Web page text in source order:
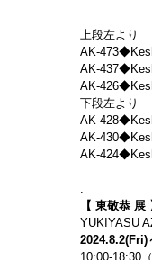
上段左より
AK-
AK-
AK-
下段左より
AK-
AK-
AK-
.
.
【 東敬恭 展
YUKIYASU
2024.8.2(Fri)
10:00-18:30